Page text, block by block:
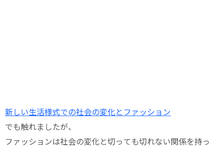
新しい生活様式での社会の変化とファッション
でも触れましたが、
ファッションは社会の変化と切っても切れない関係を持っ